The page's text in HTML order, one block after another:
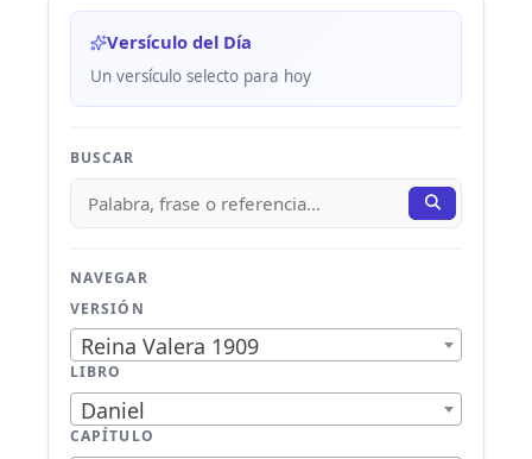
Versículo del Día
Un versículo selecto para hoy
BUSCAR
NAVEGAR
VERSIÓN
Reina Valera 1909
LIBRO
Daniel
CAPÍTULO